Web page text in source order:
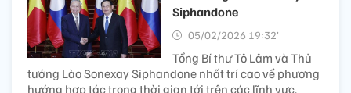
Siphandone
05/02/2026 19:32’
Tổng Bí thư Tô Lâm và Thủ
tướng Lào Sonexay Siphandone nhất trí cao về phương
hướng hợp tác trong thời gian tới trên các lĩnh vực,